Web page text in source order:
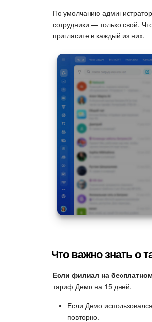
По умолчанию
сотрудники — только свой.
пригласите в каждый из них.
Что важно знать о
Если филиал на
тариф Демо на 15 дней.
Если Демо
повторно.